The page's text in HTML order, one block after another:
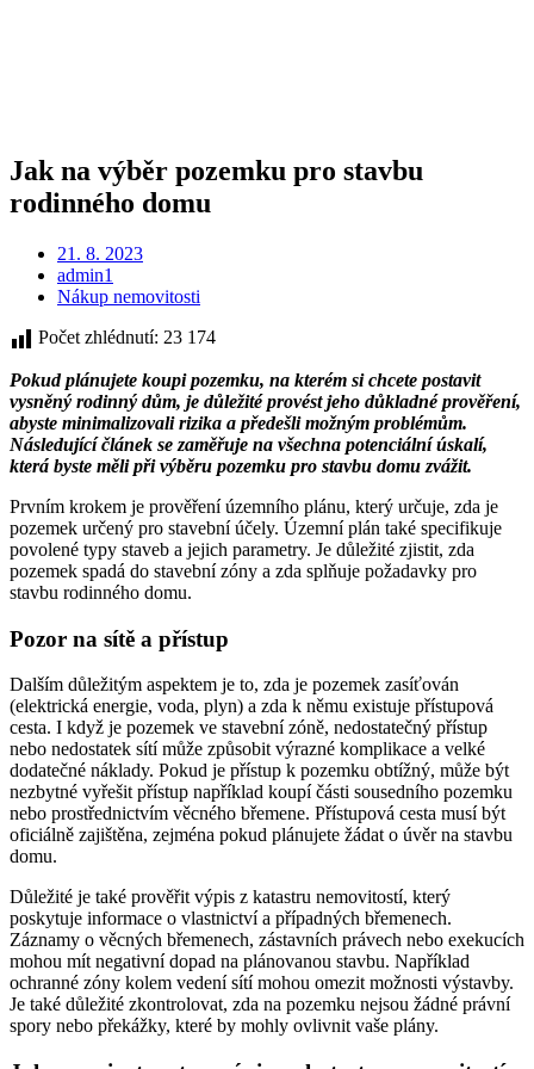
Jak na výběr pozemku pro stavbu
rodinného domu
21. 8. 2023
admin1
Nákup nemovitosti
Počet zhlédnutí: 23 174
Pokud plánujete koupi pozemku, na kterém si chcete postavit
vysněný rodinný dům, je důležité provést jeho důkladné prověření,
abyste minimalizovali rizika a předešli možným problémům.
Následující článek se zaměřuje na všechna potenciální úskalí,
která byste měli při výběru pozemku pro stavbu domu zvážit.
Prvním krokem je prověření územního plánu, který určuje, zda je
pozemek určený pro stavební účely. Územní plán také specifikuje
povolené typy staveb a jejich parametry. Je důležité zjistit, zda
pozemek spadá do stavební zóny a zda splňuje požadavky pro
stavbu rodinného domu.
Pozor na sítě a přístup
Dalším důležitým aspektem je to, zda je pozemek zasíťován
(elektrická energie, voda, plyn) a zda k němu existuje přístupová
cesta. I když je pozemek ve stavební zóně, nedostatečný přístup
nebo nedostatek sítí může způsobit výrazné komplikace a velké
dodatečné náklady. Pokud je přístup k pozemku obtížný, může být
nezbytné vyřešit přístup například koupí části sousedního pozemku
nebo prostřednictvím věcného břemene. Přístupová cesta musí být
oficiálně zajištěna, zejména pokud plánujete žádat o úvěr na stavbu
domu.
Důležité je také prověřit výpis z katastru nemovitostí, který
poskytuje informace o vlastnictví a případných břemenech.
Záznamy o věcných břemenech, zástavních právech nebo exekucích
mohou mít negativní dopad na plánovanou stavbu. Například
ochranné zóny kolem vedení sítí mohou omezit možnosti výstavby.
Je také důležité zkontrolovat, zda na pozemku nejsou žádné právní
spory nebo překážky, které by mohly ovlivnit vaše plány.